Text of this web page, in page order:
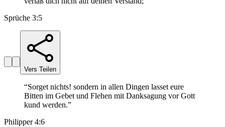
Sprüche 3:5
Vers Teilen
“Sorget nichts! sondern in allen Dingen lasset eure
Bitten im Gebet und Flehen mit Danksagung vor Gott
kund werden.”
Philipper 4:6